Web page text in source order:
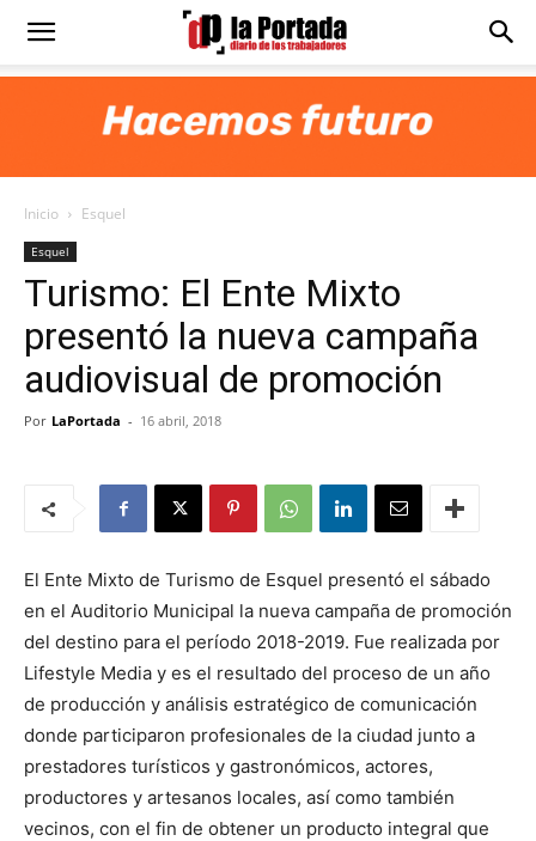
Diario
Portada
Inicio Esquel
Esquel
Turismo: El Ente Mixto
presentó la nueva campaña
audiovisual de promoción
Por LaPortada - 16 abril, 2018
El Ente Mixto de Turismo de Esquel presentó el sábado
en el Auditorio Municipal la nueva campaña de promoción
del destino para el período 2018-2019. Fue realizada por
Lifestyle Media y es el resultado del proceso de un año
de producción y análisis estratégico de comunicación
donde participaron profesionales de la ciudad junto a
prestadores turísticos y gastronómicos, actores,
productores y artesanos locales, así como también
vecinos, con el fin de obtener un producto integral que